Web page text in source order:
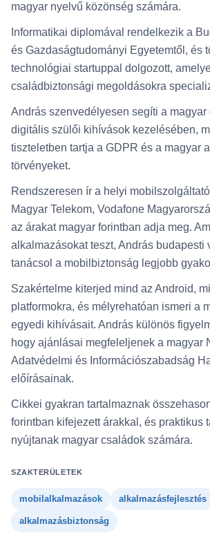
magyar nyelvű közönség számára.
Informatikai diplomával rendelkezik a
és Gazdaságtudományi Egyetemtől, és
technológiai startuppal dolgozott,
családbiztonsági megoldásokra
András szenvedélyesen segíti a magyar
digitális szülői kihívások kezelésében,
tiszteletben tartja a GDPR és a magyar
törvényeket.
Rendszeresen ír a helyi
Magyar Telekom, Vodafone
az árakat magyar forintban adja meg.
alkalmazásokat teszt, András budapesti
tanácsol a mobilbiztonság legjobb
Szakértelme kiterjed mind az Android,
platformokra, és mélyrehatóan ismeri a
egyedi kihívásait. András különös
hogy ajánlásai megfeleljenek a magyar
Adatvédelmi és Információszabadság
előírásainak.
Cikkei gyakran tartalmaznak
forintban kifejezett árakkal, és praktikus
nyújtanak magyar családok számára.
SZAKTERÜLETEK
mobilalkalmazások alkalmazásfejlesztés
alkalmazásbiztonság